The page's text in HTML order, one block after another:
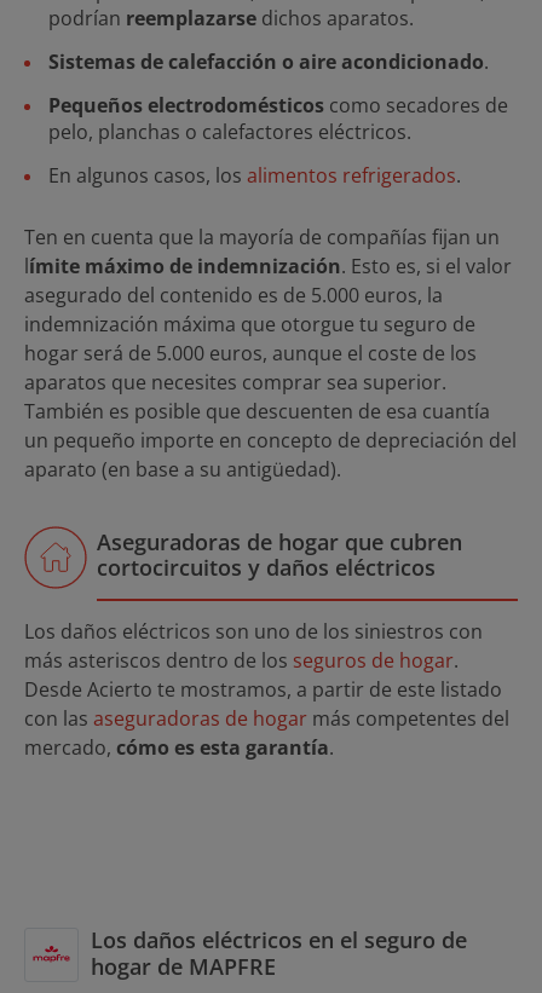
podrían reemplazarse dichos aparatos.
Sistemas de calefacción o aire acondicionado.
Pequeños electrodomésticos como secadores de
pelo, planchas o calefactores eléctricos.
En algunos casos, los alimentos refrigerados.
Ten en cuenta que la mayoría de compañías fijan un
límite máximo de indemnización. Esto es, si el valor
asegurado del contenido es de 5.000 euros, la
indemnización máxima que otorgue tu seguro de
hogar será de 5.000 euros, aunque el coste de los
aparatos que necesites comprar sea superior.
También es posible que descuenten de esa cuantía
un pequeño importe en concepto de depreciación del
aparato (en base a su antigüedad).
Aseguradoras de hogar que cubren
cortocircuitos y daños eléctricos
Los daños eléctricos son uno de los siniestros con
más asteriscos dentro de los seguros de hogar.
Desde Acierto te mostramos, a partir de este listado
con las aseguradoras de hogar más competentes del
mercado, cómo es esta garantía.
Los daños eléctricos en el seguro de
hogar de MAPFRE